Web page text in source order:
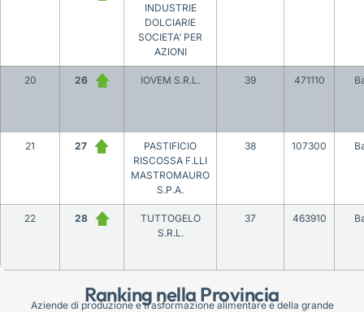
Ranking nella Provincia
INDUSTRIE
DOLCIARIE
SOCIETA’ PER
AZIONI
20 26 IOVEM S.R.L. 39 471110
21 27
PASTIFICIO
RISCOSSA F.LLI
MASTROMAURO
S.P.A.
38 107300
22 28
TUTTOGELO
S.R.L.
37 463910
Aziende di produzione e trasformazione alimentare e della grande